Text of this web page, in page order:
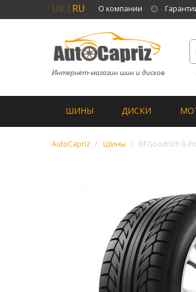
UK RU О компании
Интернет-магазин шин и дисков
ШИНЫ ДИСКИ
AutoCapriz Шины BFGoodrich G-